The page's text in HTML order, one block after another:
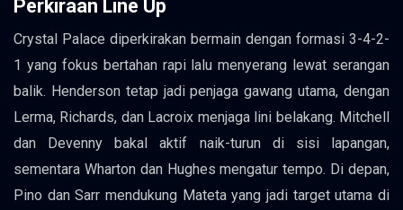
Perkiraan Line Up
Crystal Palace diperkirakan bermain dengan formasi 3-4-2-
1 yang fokus bertahan rapi lalu menyerang lewat serangan
balik. Henderson tetap jadi penjaga gawang utama, dengan
Lerma, Richards, dan Lacroix menjaga lini belakang. Mitchell
dan Devenny bakal aktif naik-turun di sisi lapangan,
sementara Wharton dan Hughes mengatur tempo. Di depan,
Pino dan Sarr mendukung Mateta yang jadi target utama di